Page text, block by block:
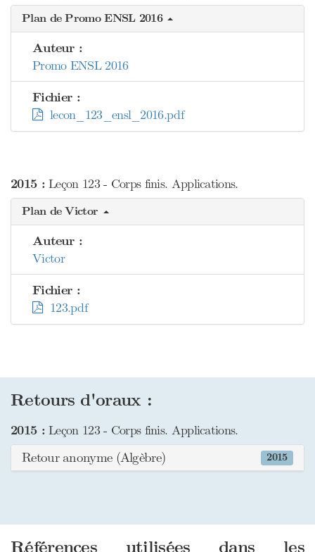
Plan de Promo ENSL 2016
Auteur :
Promo ENSL 2016
Fichier :
lecon_123_ensl_2016.pdf
2015 :Leçon 123 - Corps finis. Applications.
Plan de Victor
Auteur :
Victor
Fichier :
123.pdf
Retours d'oraux :
2015 :Leçon 123 - Corps finis. Applications.
2015
Retour anonyme (Algèbre)
Références utilisées dans les